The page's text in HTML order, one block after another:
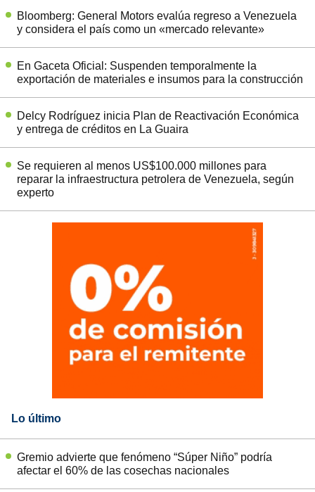
Bloomberg: General Motors evalúa regreso a Venezuela
y considera el país como un «mercado relevante»
En Gaceta Oficial: Suspenden temporalmente la
exportación de materiales e insumos para la construcción
Delcy Rodríguez inicia Plan de Reactivación Económica
y entrega de créditos en La Guaira
Se requieren al menos US$100.000 millones para
reparar la infraestructura petrolera de Venezuela, según
experto
Lo último
Gremio advierte que fenómeno “Súper Niño” podría
afectar el 60% de las cosechas nacionales